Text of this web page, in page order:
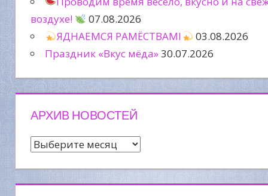
воздухе!
07.08.2026
ЯДНАЕМСЯ РАМЁСТВАМІ
03.08.2026
Праздник «Вкус мёда»30.07.2026
АРХИВ НОВОСТЕЙ
Архив